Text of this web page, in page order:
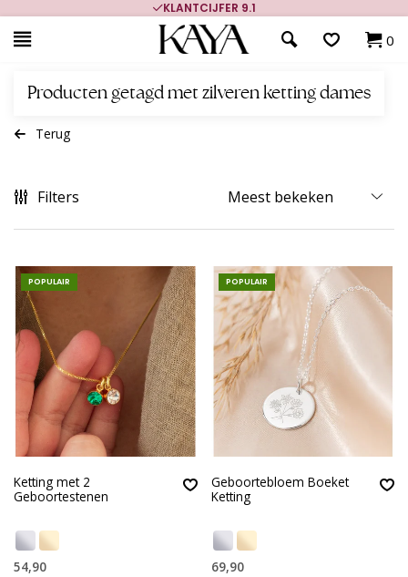
KLANTCIJFER 9.1
0
Producten getagd met zilveren ketting dames
Terug
Filters
POPULAIR
Ketting met 2
Geboortestenen
54,90
POPULAIR
Geboortebloem Boeket
Ketting
69,90